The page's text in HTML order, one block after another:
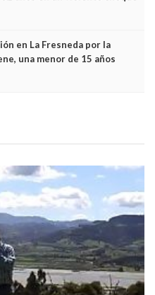
en La Fresneda por la
una menor de 15 años